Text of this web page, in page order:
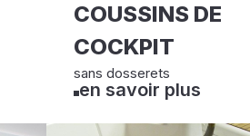
COUSSINS DE
COCKPIT
sans dosserets
en savoir plus